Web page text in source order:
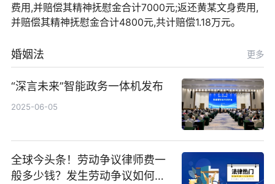
费用,并赔偿其精神抚慰金合计7000元;返还黄某文身费用,
并赔偿其精神抚慰金合计4800元,共计赔偿1.18万元。
婚姻法 更多
“深言未来”智能政务一体机发布
2025-06-05
全球今头条！劳动争议律师费一
般多少钱？发生劳动争议如何算